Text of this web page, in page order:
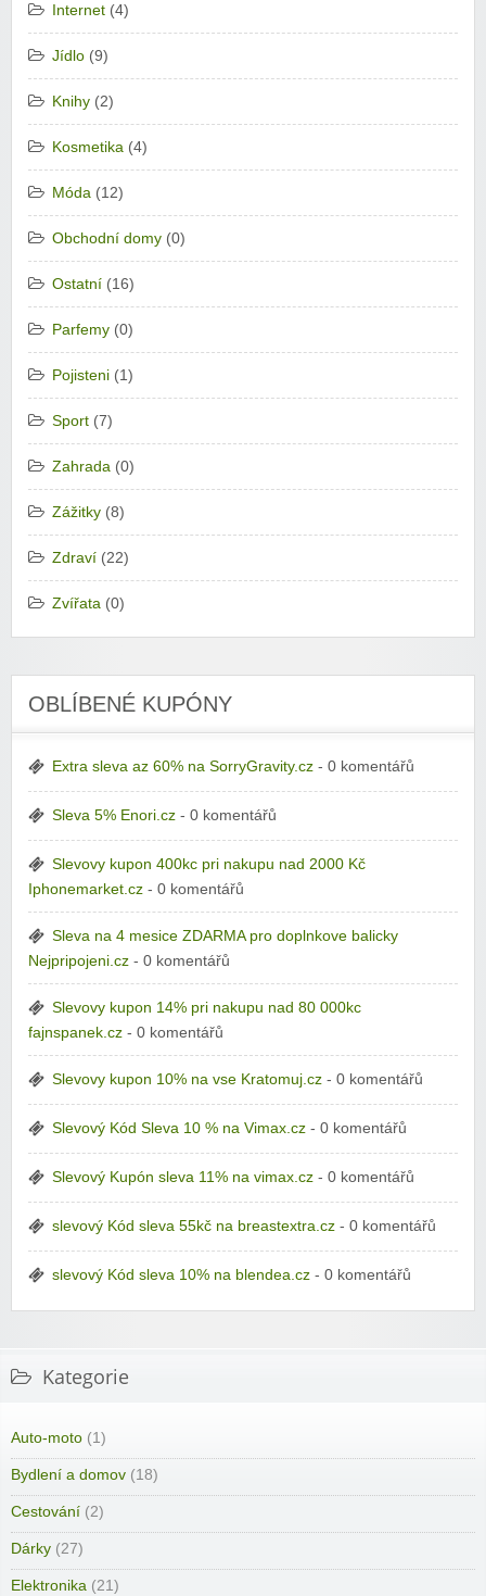
Internet (4)
Jídlo (9)
Knihy (2)
Kosmetika (4)
Móda (12)
Obchodní domy (0)
Ostatní (16)
Parfemy (0)
Pojisteni (1)
Sport (7)
Zahrada (0)
Zážitky (8)
Zdraví (22)
Zvířata (0)
OBLÍBENÉ KUPÓNY
Extra sleva az 60% na SorryGravity.cz - 0 komentářů
Sleva 5% Enori.cz - 0 komentářů
Slevovy kupon 400kc pri nakupu nad 2000 Kč
Iphonemarket.cz - 0 komentářů
Sleva na 4 mesice ZDARMA pro doplnkove balicky
Nejpripojeni.cz - 0 komentářů
Slevovy kupon 14% pri nakupu nad 80 000kc
fajnspanek.cz - 0 komentářů
Slevovy kupon 10% na vse Kratomuj.cz - 0 komentářů
Slevový Kód Sleva 10 % na Vimax.cz - 0 komentářů
Slevový Kupón sleva 11% na vimax.cz - 0 komentářů
slevový Kód sleva 55kč na breastextra.cz - 0 komentářů
slevový Kód sleva 10% na blendea.cz - 0 komentářů
Kategorie
Auto-moto (1)
Bydlení a domov (18)
Cestování (2)
Dárky (27)
Elektronika (21)